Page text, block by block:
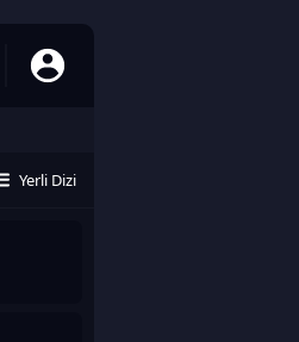
Yerli Dizi